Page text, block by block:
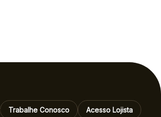
Trabalhe Conosco Acesso Lojista